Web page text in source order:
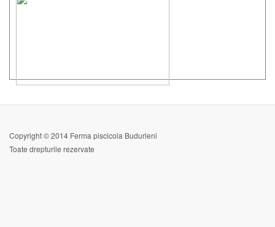
Copyright © 2014 Ferma piscicola Budurleni
Toate drepturile rezervate